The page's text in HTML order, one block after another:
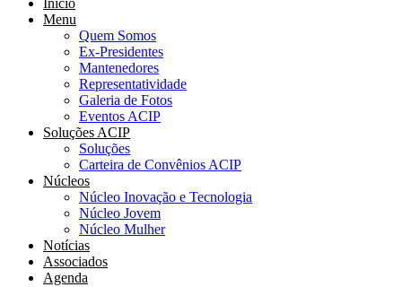
Início
Menu
Quem Somos
Ex-Presidentes
Mantenedores
Representatividade
Galeria de Fotos
Eventos ACIP
Soluções ACIP
Soluções
Carteira de Convênios ACIP
Núcleos
Núcleo Inovação e Tecnologia
Núcleo Jovem
Núcleo Mulher
Notícias
Associados
Agenda